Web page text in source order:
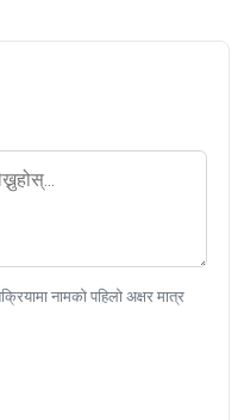
नामको पहिलो अक्षर मात्र